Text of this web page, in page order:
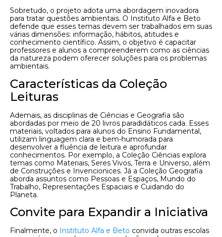
Sobretudo, o projeto adota uma abordagem inovadora
para tratar questões ambientais. O Instituto Alfa e Beto
defende que esses temas devem ser trabalhados em suas
várias dimensões: informação, hábitos, atitudes e
conhecimento científico. Assim, o objetivo é capacitar
professores e alunos a compreenderem como as ciências
da natureza podem oferecer soluções para os problemas
ambientais.
Características da Coleção
Leituras
Ademais, as disciplinas de Ciências e Geografia são
abordadas por meio de 20 livros paradidáticos cada. Esses
materiais, voltados para alunos do Ensino Fundamental,
utilizam linguagem clara e bem-humorada para
desenvolver a fluência de leitura e aprofundar
conhecimentos. Por exemplo, a Coleção Ciências explora
temas como Materiais, Seres Vivos, Terra e Universo, além
de Construções e Invencionices. Já a Coleção Geografia
aborda assuntos como Pessoas e Espaços, Mundo do
Trabalho, Representações Espaciais e Cuidando do
Planeta.
Convite para Expandir a Iniciativa
Finalmente, o Instituto Alfa e Beto convida outras escolas